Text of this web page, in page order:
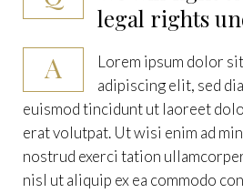
legal rights
A
Lorem ipsum dolor
adipiscing elit, sed
euismod tincidunt ut laoreet
erat volutpat. Ut wisi enim ad
nostrud exerci tation
nisl ut aliquip ex ea commodo